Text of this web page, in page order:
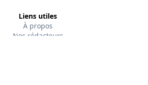
Liens utiles
À propos
Nos rédacteurs